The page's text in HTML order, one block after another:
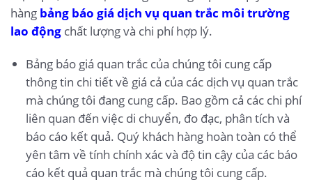
hàng bảng báo giá dịch vụ quan trắc môi trường
lao động chất lượng và chi phí hợp lý.
Bảng báo giá quan trắc của chúng tôi cung cấp
thông tin chi tiết về giá cả của các dịch vụ quan trắc
mà chúng tôi đang cung cấp. Bao gồm cả các chi phí
liên quan đến việc di chuyển, đo đạc, phân tích và
báo cáo kết quả. Quý khách hàng hoàn toàn có thể
yên tâm về tính chính xác và độ tin cậy của các báo
cáo kết quả quan trắc mà chúng tôi cung cấp.